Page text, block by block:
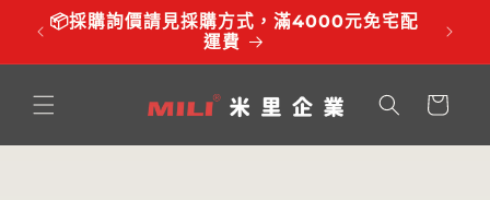
跳至內
容
📦採購詢價請見採購方式，滿4000元免宅配
運費
⏰服
物